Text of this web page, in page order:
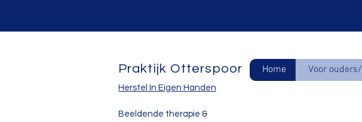
Praktijk Otterspoor
Herstel In Eigen Handen
Beeldende therapie &
Home Voor